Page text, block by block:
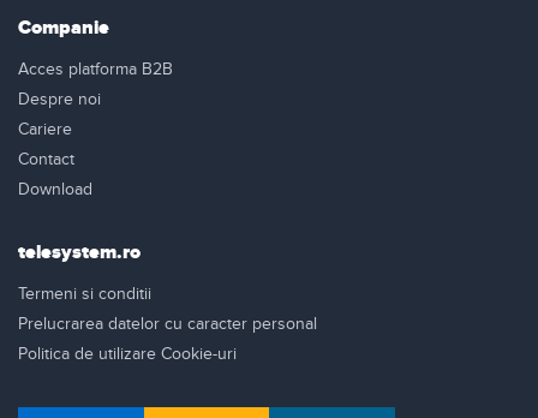
Companie
Acces platforma B2B
Despre noi
Cariere
Contact
Download
telesystem.ro
Termeni si conditii
Prelucrarea datelor cu caracter personal
Politica de utilizare Cookie-uri